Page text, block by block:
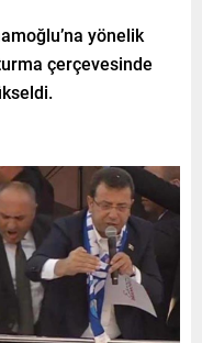
yönelik
çerçevesinde